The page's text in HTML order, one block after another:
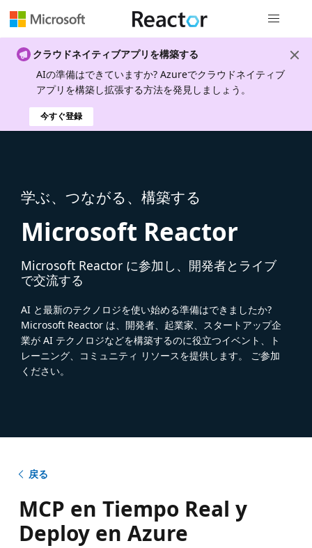
クラウドネイティブアプリを構築する
AIの準備はできていますか? Azureでクラウドネイティブ
アプリを構築し拡張する方法を発見しましょう。
今すぐ登録
学ぶ、つながる、構築する
Microsoft Reactor
Microsoft Reactor に参加し、開発者とライブ
で交流する
AI と最新のテクノロジを使い始める準備はできましたか?
Microsoft Reactor は、開発者、起業家、スタートアップ企
業が AI テクノロジなどを構築するのに役立つイベント、ト
レーニング、コミュニティ リソースを提供します。 ご参加
ください。
戻る
MCP en Tiempo Real y
Deploy en Azure